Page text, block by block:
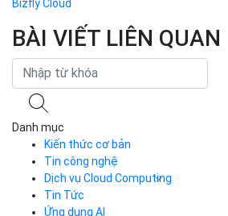
Bizfly Cloud
11-11-2020
Google Photos sẽ
ảnh miễn...